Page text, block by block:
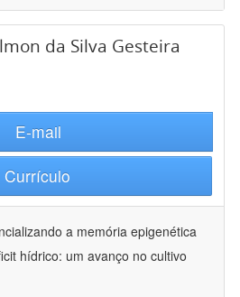
da Silva Gesteira
E-mail
Currículo
a memória epigenética
hídrico: um avanço no cultivo